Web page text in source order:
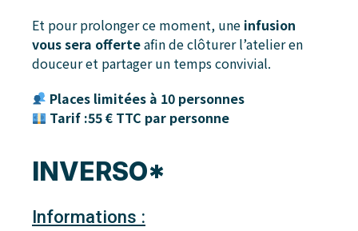
Et pour prolonger ce moment, une infusion
vous sera offerteafin de clôturer l’atelier en
douceur et partager un temps convivial.
Places limitées à 10 personnes
Tarif :55 € TTC par personne
INVERSO*
Informations :